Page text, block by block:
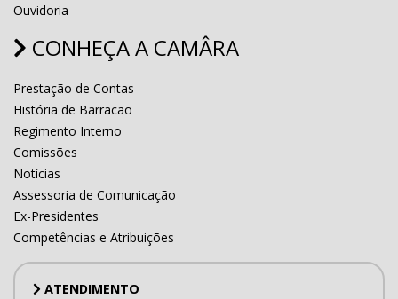
Ouvidoria
CONHEÇA A CAMÂRA
Prestação de Contas
História de Barracão
Regimento Interno
Comissões
Notícias
Assessoria de Comunicação
Ex-Presidentes
Competências e Atribuições
ATENDIMENTO